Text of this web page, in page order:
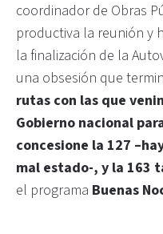
coordinador de Obras
productiva la reunión y
la finalización de la
una obsesión que
rutas con las que
Gobierno nacional
concesione la 127
mal estado-, y la 163
el programa Buenas